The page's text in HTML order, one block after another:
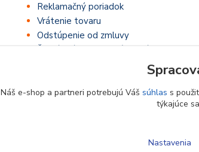
Reklamačný poriadok
Vrátenie tovaru
Odstúpenie od zmluvy
Štatút súťaže ,,Letná NajSúťaž,,
Náš e-shop a partneri potrebujú Váš súhlas s
týkajúce
Nastavenia